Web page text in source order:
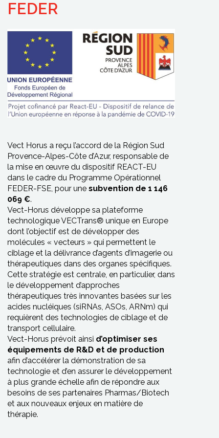
FEDER
Vect Horus a reçu l’accord de la Région Sud
Provence-Alpes-Côte d’Azur, responsable de
la mise en œuvre du dispositif REACT-EU
dans le cadre du Programme Opérationnel
FEDER-FSE, pour une subvention de 1 146
069 €.
Vect-Horus développe sa plateforme
technologique VECTrans® unique en Europe
dont l’objectif est de développer des
molécules « vecteurs » qui permettent le
ciblage et la délivrance d’agents d’imagerie ou
thérapeutiques dans des organes spécifiques.
Cette stratégie est centrale, en particulier, dans
le développement d’approches
thérapeutiques très innovantes basées sur les
acides nucléiques (siRNAs, ASOs, ARNm) qui
requièrent des technologies de ciblage et de
transport cellulaire.
Vect-Horus prévoit ainsi d’optimiser ses
équipements de R&D et de production
afin d’accélérer la démonstration de sa
technologie et d’en assurer le développement
à plus grande échelle afin de répondre aux
besoins de ses partenaires Pharmas/Biotech
et aux nouveaux enjeux en matière de
thérapie.